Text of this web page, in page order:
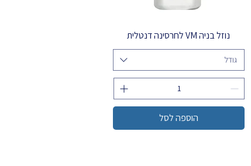
נוזל בניה VM לחרסינה דנטלית
גודל
הוספה לסל